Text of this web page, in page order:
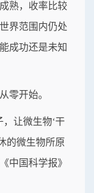
熟，收率比较
界范围内仍处
成功还是未知
零开始。
让微生物‘干
的微生物所原
中国科学报》